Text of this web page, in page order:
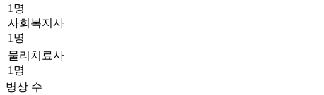
1명
사회복지사
1명
물리치료사
1명
병상 수